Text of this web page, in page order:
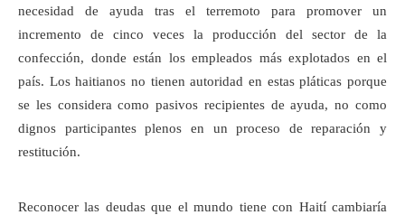
necesidad de ayuda tras el terremoto para promover un
incremento de cinco veces la producción del sector de la
confección, donde están los empleados más explotados en el
país. Los haitianos no tienen autoridad en estas pláticas porque
se les considera como pasivos recipientes de ayuda, no como
dignos participantes plenos en un proceso de reparación y
restitución.
Reconocer las deudas que el mundo tiene con Haití cambiaría